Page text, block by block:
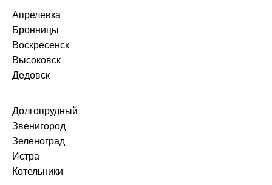
Апрелевка
Бронницы
Воскресенск
Высоковск
Дедовск
Долгопрудный
Звенигород
Зеленоград
Истра
Котельники